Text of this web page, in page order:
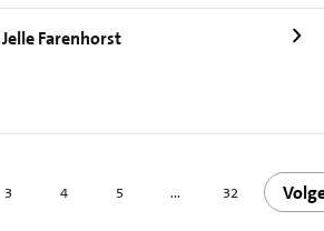
Farenhorst
3 4 5 ... 32